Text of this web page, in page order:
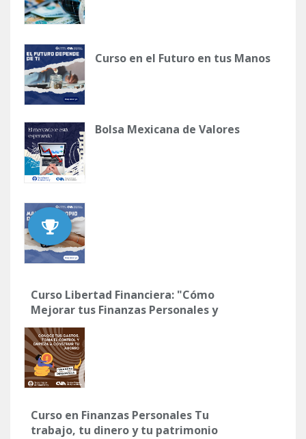
Curso en el Futuro en tus Manos
Bolsa Mexicana de Valores
Curso Libertad Financiera: "Cómo
Mejorar tus Finanzas Personales y
tus Hábitos con el Dinero"
Curso en Finanzas Personales Tu
trabajo, tu dinero y tu patrimonio